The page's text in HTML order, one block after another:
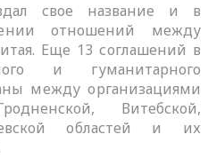
свое название и в
отношений между
Еще 13 соглашений в
и гуманитарного
между организациями
Витебской,
областей и их